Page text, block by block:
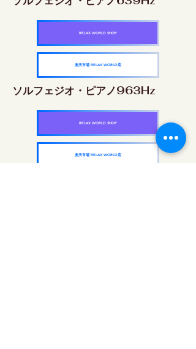
RELAX WORLD SHOP
楽天市場 RELAX WORLD店
ソルフェジオ・ピアノ963Hz
RELAX WORLD SHOP
楽天市場 RELAX WORLD店